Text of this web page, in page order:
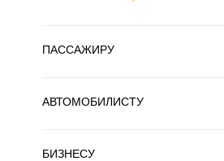
ПАССАЖИРУ
АВТОМОБИЛИСТУ
БИЗНЕСУ